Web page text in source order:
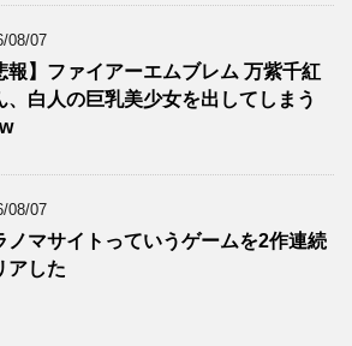
08/07
報】ファイアーエムブレム 万紫千紅
、白人の巨乳美少女を出してしまう
08/07
ノマサイトっていうゲームを2作連続
アした